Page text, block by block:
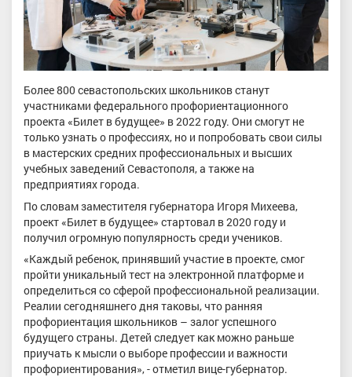
Более 800 севастопольских школьников станут
участниками федерального профориентационного
проекта «Билет в будущее» в 2022 году. Они смогут не
только узнать о профессиях, но и попробовать свои силы
в мастерских средних профессиональных и высших
учебных заведений Севастополя, а также на
предприятиях города.
По словам заместителя губернатора Игоря Михеева,
проект «Билет в будущее» стартовал в 2020 году и
получил огромную популярность среди учеников.
«Каждый ребенок, принявший участие в проекте, смог
пройти уникальный тест на электронной платформе и
определиться со сферой профессиональной реализации.
Реалии сегодняшнего дня таковы, что ранняя
профориентация школьников – залог успешного
будущего страны. Детей следует как можно раньше
приучать к мысли о выборе профессии и важности
профориентирования», - отметил вице-губернатор.